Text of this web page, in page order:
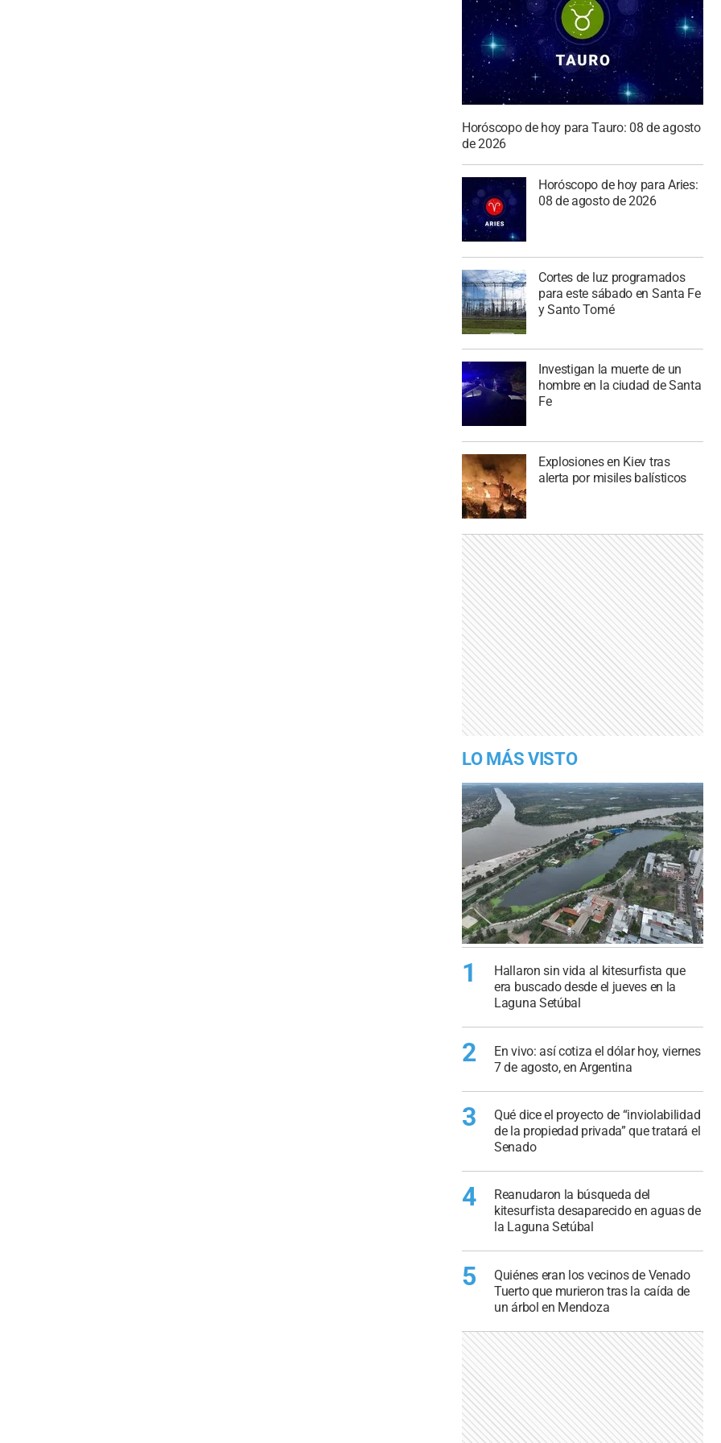
Horóscopo de hoy para Tauro: 08 de agosto
de 2026
Horóscopo de hoy para Aries:
08 de agosto de 2026
Cortes de luz programados
para este sábado en Santa Fe
y Santo Tomé
Investigan la muerte de un
hombre en la ciudad de Santa
Fe
Explosiones en Kiev tras
alerta por misiles balísticos
LO MÁS VISTO
1
Hallaron sin vida al kitesurfista que
era buscado desde el jueves en la
Laguna Setúbal
2
En vivo: así cotiza el dólar hoy, viernes
7 de agosto, en Argentina
3
Qué dice el proyecto de “inviolabilidad
de la propiedad privada” que tratará el
Senado
4
Reanudaron la búsqueda del
kitesurfista desaparecido en aguas de
la Laguna Setúbal
5
Quiénes eran los vecinos de Venado
Tuerto que murieron tras la caída de
un árbol en Mendoza